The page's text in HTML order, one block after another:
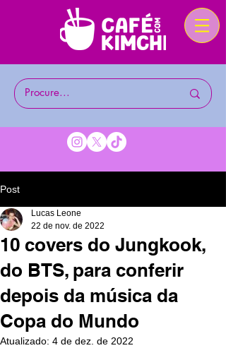
Post
10 covers do Jungkook,
do BTS, para conferir
depois da música da
Copa do Mundo
Lucas Leone
22 de nov. de 2022
Atualizado: 4 de dez. de 2022